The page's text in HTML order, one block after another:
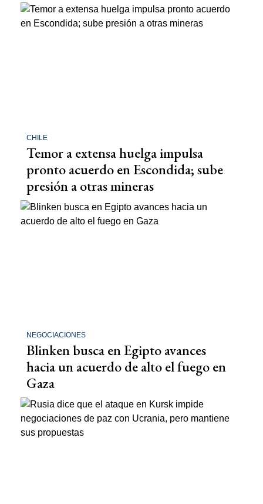
CHILE
Temor a extensa huelga impulsa
pronto acuerdo en Escondida; sube
presión a otras mineras
NEGOCIACIONES
Blinken busca en Egipto avances
hacia un acuerdo de alto el fuego en
Gaza